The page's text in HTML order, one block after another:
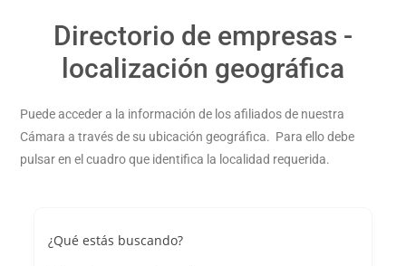
Directorio de empresas -
localización geográfica
Puede acceder a la información de los afiliados de nuestra
Cámara a través de su ubicación geográfica. Para ello debe
pulsar en el cuadro que identifica la localidad requerida.
¿Qué estás buscando?